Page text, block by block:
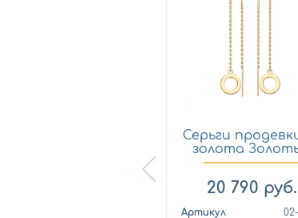
Серьги
золота
Узо...
20 790 руб.
Артикул